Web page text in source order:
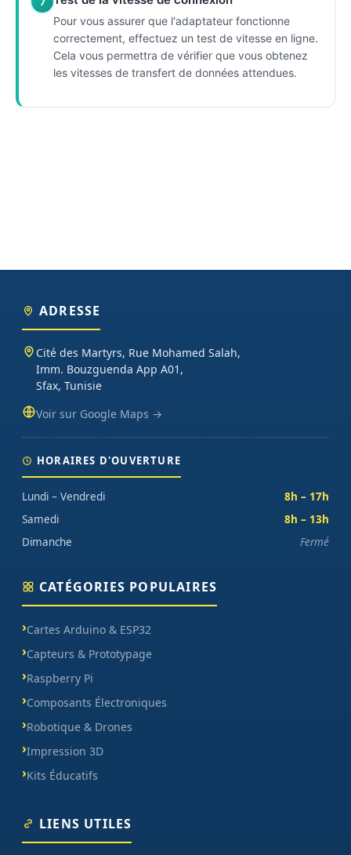
Pour vous assurer que l'adaptateur fonctionne
correctement, effectuez un test de vitesse en ligne.
Cela vous permettra de vérifier que vous obtenez
les vitesses de transfert de données attendues.
ADRESSE
Cité des Martyrs, Rue Mohamed Salah,
Imm. Bouzguenda App A01,
Sfax, Tunisie
Voir sur Google Maps →
HORAIRES D'OUVERTURE
Lundi – Vendredi
8h – 17h
Samedi
8h – 13h
Dimanche
Fermé
CATÉGORIES POPULAIRES
Cartes Arduino & ESP32
Capteurs & Prototypage
Raspberry Pi
Composants Électroniques
Robotique & Drones
Impression 3D
Kits Éducatifs
LIENS UTILES